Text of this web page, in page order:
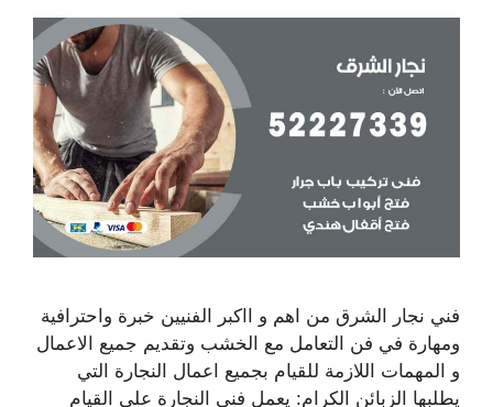
فني نجار الشرق من اهم و ااكبر الفنيين خبرة واحترافية
ومهارة في فن التعامل مع الخشب وتقديم جميع الاعمال
و المهمات اللازمة للقيام بجميع اعمال النجارة التي
يطلبها الزبائن الكرام: يعمل فني النجارة على القيام